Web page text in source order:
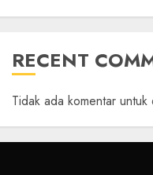
RECENT
Tidak ada komentar untuk